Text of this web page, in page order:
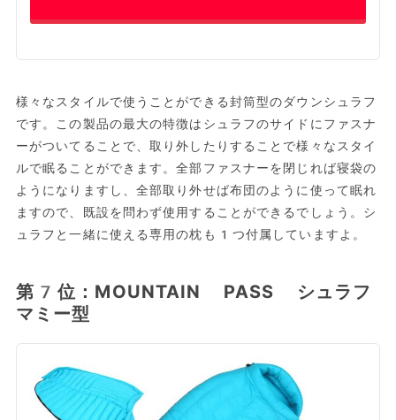
様々なスタイルで使うことができる封筒型のダウンシュラフ
です。この製品の最大の特徴はシュラフのサイドにファスナ
ーがついてることで、取り外したりすることで様々なスタイ
ルで眠ることができます。全部ファスナーを閉じれば寝袋の
ようになりますし、全部取り外せば布団のように使って眠れ
ますので、既設を問わず使用することができるでしょう。シ
ュラフと一緒に使える専用の枕も1つ付属していますよ。
第7位：MOUNTAIN PASS シュラフ
マミー型